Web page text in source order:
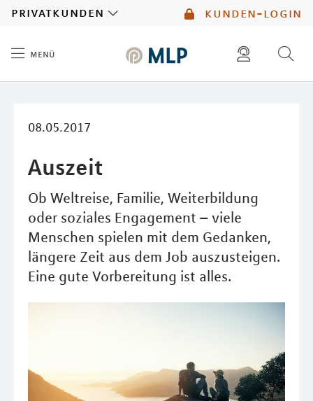
kunden-login
privatkunden
menü
08.05.2017
Auszeit
Ob Weltreise, Familie, Weiterbildung
oder soziales Engagement – viele
Menschen spielen mit dem Gedanken,
längere Zeit aus dem Job auszusteigen.
Eine gute Vorbereitung ist alles.